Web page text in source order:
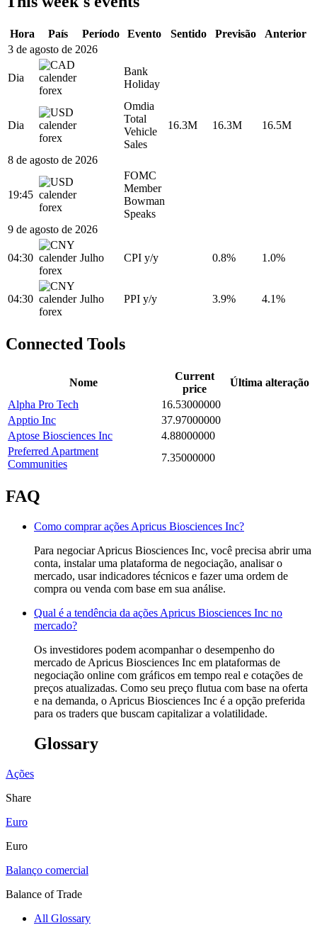
Hora País Período Evento Sentido Previsão
Anterior
3 de agosto de 2026
Dia
Bank
Holiday
Dia
Omdia
Total
Vehicle
Sales
16.3M 16.3M 16.5M
8 de agosto de 2026
19:45
FOMC
Member
Bowman
Speaks
9 de agosto de 2026
04:30 Julho CPI y/y 0.8% 1.0%
04:30 Julho PPI y/y 3.9% 4.1%
Connected Tools
Nome
Current
price
Última alteração
Alpha Pro Tech
16.53000000
Apptio Inc
37.97000000
Aptose Biosciences Inc
4.88000000
Preferred Apartment
Communities
7.35000000
FAQ
Como comprar ações Apricus Biosciences Inc?
Para negociar Apricus Biosciences Inc, você precisa abrir uma
conta, instalar uma plataforma de negociação, analisar o
mercado, usar indicadores técnicos e fazer uma ordem de
compra ou venda com base em sua análise.
Qual é a tendência da ações Apricus Biosciences Inc no
mercado?
Os investidores podem acompanhar o desempenho do
mercado de Apricus Biosciences Inc em plataformas de
negociação online com gráficos em tempo real e cotações de
preços atualizadas. Como seu preço flutua com base na oferta
e na demanda, o Apricus Biosciences Inc é a opção preferida
para os traders que buscam capitalizar a volatilidade.
Glossary
Аções
Share
Euro
Euro
Balanço comercial
Balance of Trade
All Glossary